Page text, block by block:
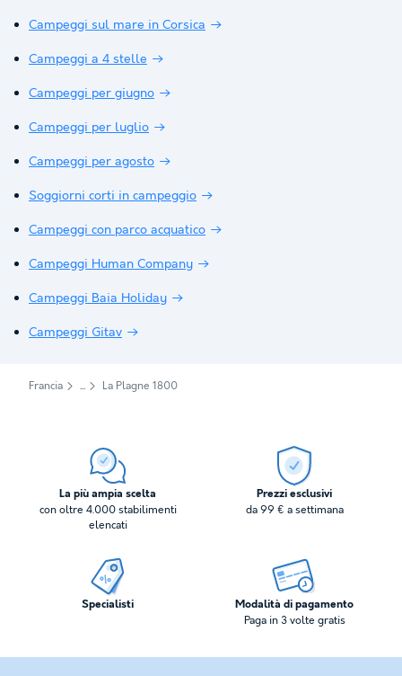
Campeggi sul mare in Corsica
Campeggi a 4 stelle
Campeggi per giugno
Campeggi per luglio
Campeggi per agosto
Soggiorni corti in campeggio
Campeggi con parco acquatico
Campeggi Human Company
Campeggi Baia Holiday
Campeggi Gitav
Francia La Plagne 1800
La più ampia scelta
con oltre 4.000 stabilimenti
elencati
Prezzi esclusivi
da 99 € a settimana
Specialisti Modalità di pagamento
Paga in 3 volte gratis